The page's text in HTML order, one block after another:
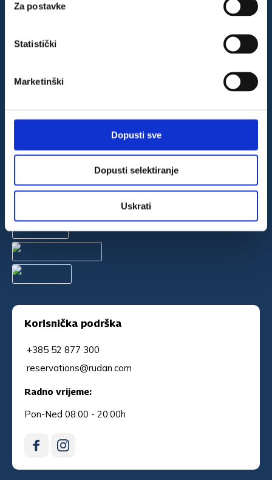
Za postavke
Statistički
Marketinški
Dopusti sve
Dopusti selektiranje
Uskrati
OIB: 84430586938
WSPay kartično plaćanje
Korisnička podrška
+385 52 877 300
reservations@rudan.com
Radno vrijeme:
Pon-Ned 08:00 - 20:00h